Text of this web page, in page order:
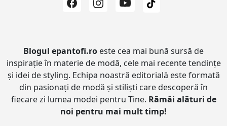
Blogul epantofi.ro este cea mai bună sursă de
inspirație în materie de modă, cele mai recente tendințe
și idei de styling. Echipa noastră editorială este formată
din pasionați de modă și stiliști care descoperă în
fiecare zi lumea modei pentru Tine. Rămâi alături de
noi pentru mai mult timp!